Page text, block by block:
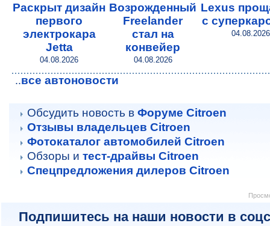
Раскрыт дизайн
первого
электрокара
Jetta
04.08.2026
Возрожденный
Freelander
стал на
конвейер
04.08.2026
Lexus
с
04.08.2026
..все автоновости
Обсудить новость в Форуме Citroen
Отзывы владельцев Citroen
Фотокаталог автомобилей Citroen
Обзоры и тест-драйвы Citroen
Спецпредложения дилеров Citroen
Подпишитесь на наши новости в